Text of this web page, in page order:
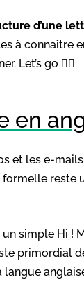
d’une
à connaître
Let’s go 👌🏻
en
et les e-
formelle reste
simple Hi !
primordial
langue